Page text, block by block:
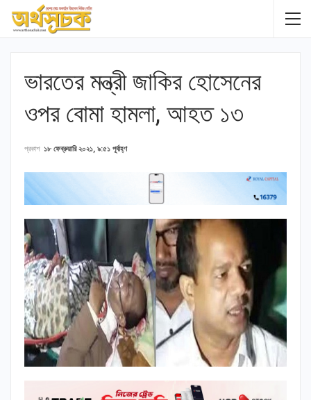
ভারতের মন্ত্রী জাকির হোসেনের
ওপর বোমা হামলা, আহত ১৩
প্রকাশ ১৮ ফেব্রুয়ারি ২০২১, ৯:৫১ পূর্বাহ্ণ